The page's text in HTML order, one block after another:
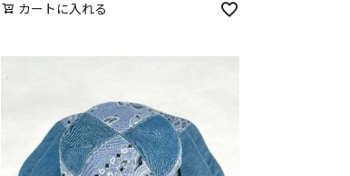
カートに入れる